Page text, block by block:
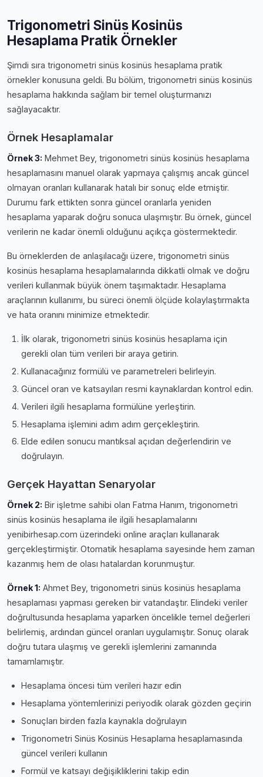
Trigonometri Sinüs Kosinüs
Hesaplama Pratik Örnekler
Şimdi sıra trigonometri sinüs kosinüs hesaplama pratik
örnekler konusuna geldi. Bu bölüm, trigonometri sinüs kosinüs
hesaplama hakkında sağlam bir temel oluşturmanızı
sağlayacaktır.
Örnek Hesaplamalar
Örnek 3: Mehmet Bey, trigonometri sinüs kosinüs hesaplama
hesaplamasını manuel olarak yapmaya çalışmış ancak güncel
olmayan oranları kullanarak hatalı bir sonuç elde etmiştir.
Durumu fark ettikten sonra güncel oranlarla yeniden
hesaplama yaparak doğru sonuca ulaşmıştır. Bu örnek, güncel
verilerin ne kadar önemli olduğunu açıkça göstermektedir.
Bu örneklerden de anlaşılacağı üzere, trigonometri sinüs
kosinüs hesaplama hesaplamalarında dikkatli olmak ve doğru
verileri kullanmak büyük önem taşımaktadır. Hesaplama
araçlarının kullanımı, bu süreci önemli ölçüde kolaylaştırmakta
ve hata oranını minimize etmektedir.
İlk olarak, trigonometri sinüs kosinüs hesaplama için
gerekli olan tüm verileri bir araya getirin.
Kullanacağınız formülü ve parametreleri belirleyin.
Güncel oran ve katsayıları resmi kaynaklardan kontrol edin.
Verileri ilgili hesaplama formülüne yerleştirin.
Hesaplama işlemini adım adım gerçekleştirin.
Elde edilen sonucu mantıksal açıdan değerlendirin ve
doğrulayın.
Gerçek Hayattan Senaryolar
Örnek 2: Bir işletme sahibi olan Fatma Hanım, trigonometri
sinüs kosinüs hesaplama ile ilgili hesaplamalarını
yenibirhesap.com üzerindeki online araçları kullanarak
gerçekleştirmiştir. Otomatik hesaplama sayesinde hem zaman
kazanmış hem de olası hatalardan korunmuştur.
Örnek 1: Ahmet Bey, trigonometri sinüs kosinüs hesaplama
hesaplaması yapması gereken bir vatandaştır. Elindeki veriler
doğrultusunda hesaplama yaparken öncelikle temel değerleri
belirlemiş, ardından güncel oranları uygulamıştır. Sonuç olarak
doğru tutara ulaşmış ve gerekli işlemlerini zamanında
tamamlamıştır.
Hesaplama öncesi tüm verileri hazır edin
Hesaplama yöntemlerinizi periyodik olarak gözden geçirin
Sonuçları birden fazla kaynakla doğrulayın
Trigonometri Sinüs Kosinüs Hesaplama hesaplamasında
güncel verileri kullanın
Formül ve katsayı değişikliklerini takip edin